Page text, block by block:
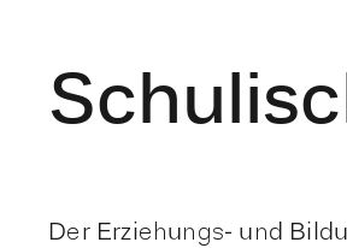
Der Erziehungs- und